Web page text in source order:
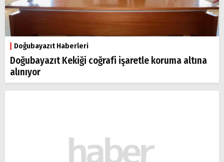
Doğubayazıt Haberleri
Doğubayazıt Kekiği coğrafi işaretle koruma altına
alınıyor